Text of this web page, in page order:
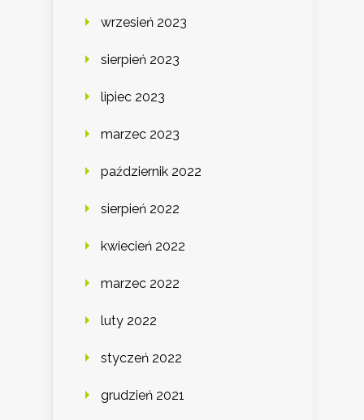
wrzesień 2023
sierpień 2023
lipiec 2023
marzec 2023
październik 2022
sierpień 2022
kwiecień 2022
marzec 2022
luty 2022
styczeń 2022
grudzień 2021